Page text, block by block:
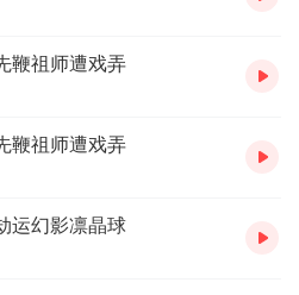
鞭祖师遭戏弄
鞭祖师遭戏弄
运幻影凛晶球